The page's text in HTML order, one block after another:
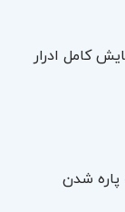
کامل ادرار
شدن